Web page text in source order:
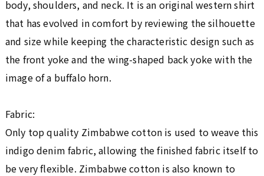
body, shoulders, and neck. It is an original western shirt
that has evolved in comfort by reviewing the silhouette
and size while keeping the characteristic design such as
the front yoke and the wing-shaped back yoke with the
image of a buffalo horn.
Fabric:
Only top quality Zimbabwe cotton is used to weave this
indigo denim fabric, allowing the finished fabric itself to
be very flexible. Zimbabwe cotton is also known to